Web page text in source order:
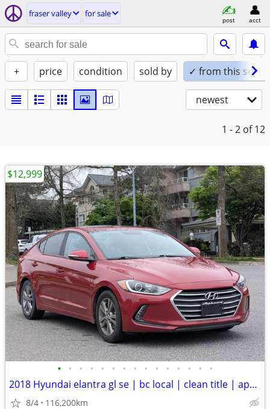
fraser valley for sale
post acct
+ price condition sold by ✓ from this seller
newest
1 - 2 of 12
• • • • • • • • • • • • • • •
2018 Hyundai elantra gl se | bc local | clean title | apple carplay
8/4 116,200km
$12,999